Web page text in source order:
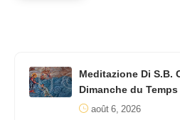
Meditazione Di S.B.
Dimanche du
août 6, 2026